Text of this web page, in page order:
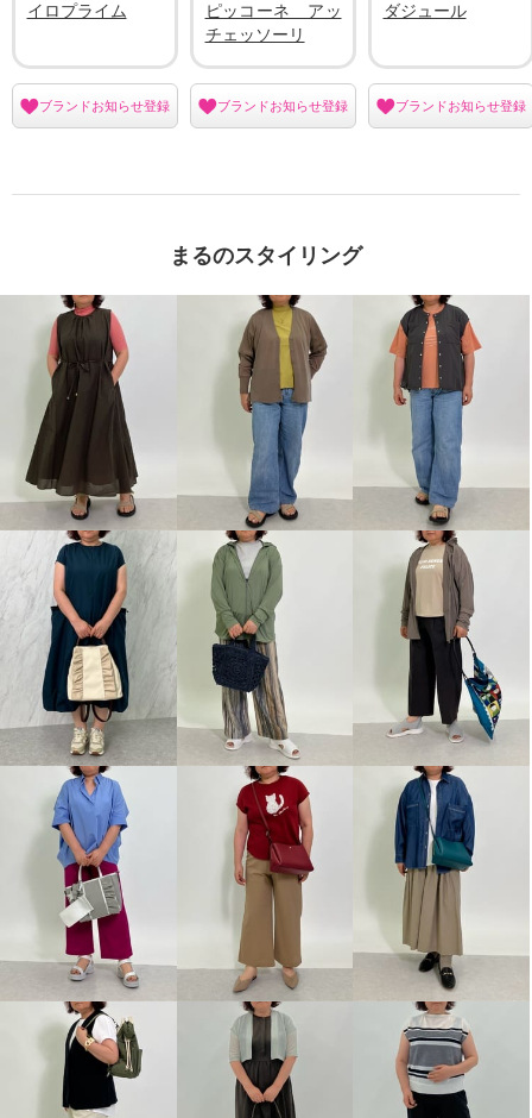
イロプライム
ブランドお知らせ登録
ピッコーネ アッ
チェッソーリ
ブランドお知らせ登録
ダジュール
ブランドお知らせ登録
まるのスタイリング